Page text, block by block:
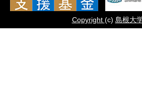
Copyright (c) 島根大